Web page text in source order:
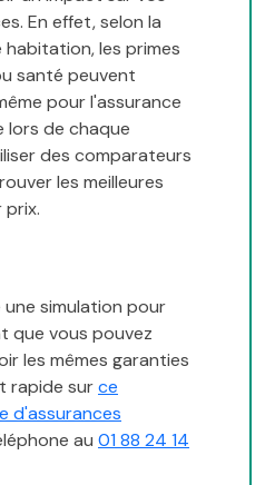
En effet, selon la
les primes
santé peuvent
pour l'assurance
lors de chaque
des comparateurs
les meilleures
prix.
simulation pour
que vous pouvez
les mêmes garanties
rapide surce
d'assurances
au 01 88 24 14